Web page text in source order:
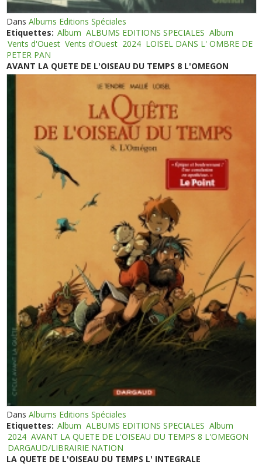
DansAlbums Editions Spéciales
Etiquettes: Album ALBUMS EDITIONS SPECIALES Album
Vents d'Ouest Vents d'Ouest 2024 LOISEL DANS L' OMBRE DE
PETER PAN
AVANT LA QUETE DE L'OISEAU DU TEMPS 8 L'OMEGON
DansAlbums Editions Spéciales
Etiquettes: Album ALBUMS EDITIONS SPECIALES Album
2024 AVANT LA QUETE DE L'OISEAU DU TEMPS 8 L'OMEGON
DARGAUD/LIBRAIRIE NATION
LA QUETE DE L'OISEAU DU TEMPS L' INTEGRALE